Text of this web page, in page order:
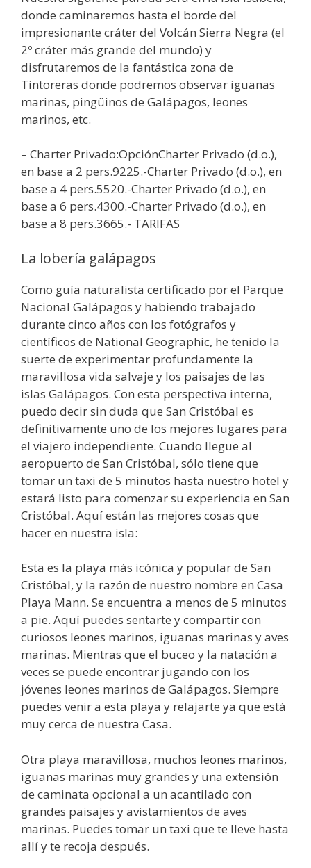
donde caminaremos hasta el borde del
impresionante cráter del Volcán Sierra Negra (el
2º cráter más grande del mundo) y
disfrutaremos de la fantástica zona de
Tintoreras donde podremos observar iguanas
marinas, pingüinos de Galápagos, leones
marinos, etc.
– Charter Privado:OpciónCharter Privado (d.o.),
en base a 2 pers.9225.-Charter Privado (d.o.), en
base a 4 pers.5520.-Charter Privado (d.o.), en
base a 6 pers.4300.-Charter Privado (d.o.), en
base a 8 pers.3665.- TARIFAS
La lobería galápagos
Como guía naturalista certificado por el Parque
Nacional Galápagos y habiendo trabajado
durante cinco años con los fotógrafos y
científicos de National Geographic, he tenido la
suerte de experimentar profundamente la
maravillosa vida salvaje y los paisajes de las
islas Galápagos. Con esta perspectiva interna,
puedo decir sin duda que San Cristóbal es
definitivamente uno de los mejores lugares para
el viajero independiente. Cuando llegue al
aeropuerto de San Cristóbal, sólo tiene que
tomar un taxi de 5 minutos hasta nuestro hotel y
estará listo para comenzar su experiencia en San
Cristóbal. Aquí están las mejores cosas que
hacer en nuestra isla:
Esta es la playa más icónica y popular de San
Cristóbal, y la razón de nuestro nombre en Casa
Playa Mann. Se encuentra a menos de 5 minutos
a pie. Aquí puedes sentarte y compartir con
curiosos leones marinos, iguanas marinas y aves
marinas. Mientras que el buceo y la natación a
veces se puede encontrar jugando con los
jóvenes leones marinos de Galápagos. Siempre
puedes venir a esta playa y relajarte ya que está
muy cerca de nuestra Casa.
Otra playa maravillosa, muchos leones marinos,
iguanas marinas muy grandes y una extensión
de caminata opcional a un acantilado con
grandes paisajes y avistamientos de aves
marinas. Puedes tomar un taxi que te lleve hasta
allí y te recoja después.